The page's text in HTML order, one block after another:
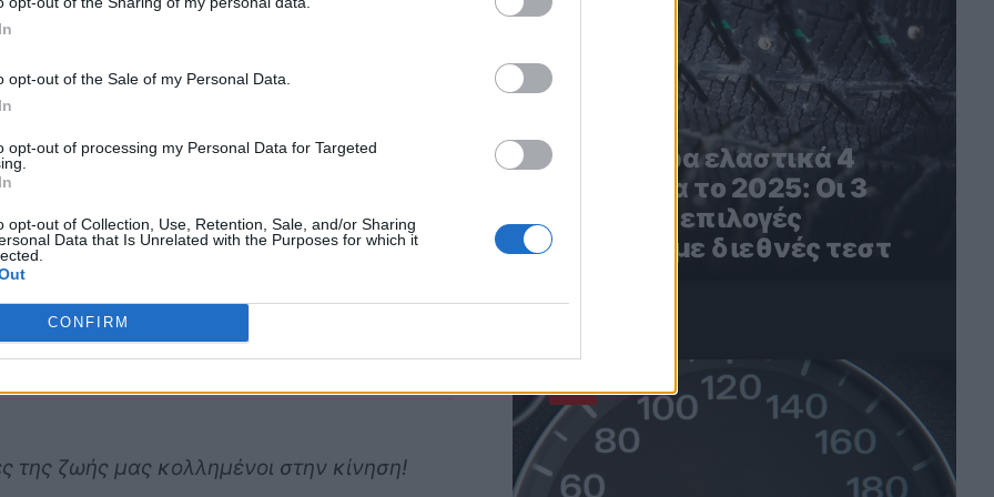
opt-out of the Sale of my Personal Data.
opt-out of processing my Personal Data for Targeted
opt-out of Collection, Use, Retention, Sale, and/or Sharing
Data that Is Unrelated with the Purposes for which it
CONFIRM
εντυπωσιακές στο χαρτί, αλλά δεν
συνθήκες.
δεν χρειάζονται μια
αυτοκίνητου
dash cam, τόσο περισσότερα
μοντέλα διαθέτουν συχνά 4K βίντεο
cloud upload, ακόμα και ειδοποιήσεις
όντως τα χρειάζεσαι όλα αυτά;
ζωής μας κολλημένοι στην κίνηση!
Τα καλύτερα ελαστικά 4
εποχών για το 2025: Οι 3
καλύτερες επιλογές
σύμφωνα με διεθνές τεστ
4